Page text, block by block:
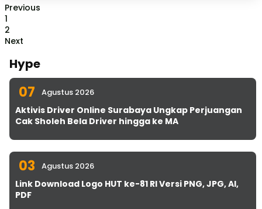
Previous
1
2
Next
Hype
07 Agustus 2026
Aktivis Driver Online Surabaya Ungkap Perjuangan
Cak Sholeh Bela Driver hingga ke MA
03 Agustus 2026
Link Download Logo HUT ke-81 RI Versi PNG, JPG, AI,
PDF